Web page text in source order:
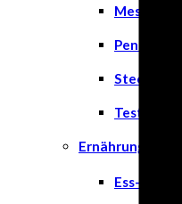
Messgeräte
Pen Nadeln
Stechhilfen
Ernährung &
Ess- und